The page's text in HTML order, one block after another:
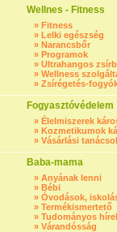
Wellnes - Fitness
» Fitness
» Lelki egészség
» Narancsbőr
» Programok
» Ultrahangos
» Wellness
» Zsírégetés-
Fogyasztóvédelem
» Élelmiszerek
» Kozmetikumok
» Vásárlási
Baba-mama
» Anyának lenni
» Bébi
» Óvodások,
» Termékismertető
» Tudományos
» Várandósság